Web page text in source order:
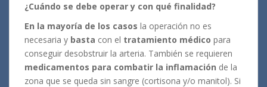
¿Cuándo se debe operar y con qué finalidad?
En la mayoría de los casos la operación no es
necesaria y basta con el tratamiento médico para
conseguir desobstruir la arteria. También se requieren
medicamentos para combatir la inflamación de la
zona que se queda sin sangre (cortisona y/o manitol). Si